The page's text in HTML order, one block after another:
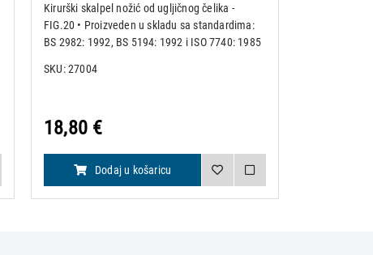
Kirurški skalpel nožić od ugljičnog čelika -
FIG.20 • Proizveden u skladu sa standardima:
BS 2982: 1992, BS 5194: 1992 i ISO 7740: 1985
Nožići su obilježeni i pojedinačno upakirani u
SKU: 27004
18,80 €
Dodaj u košaricu